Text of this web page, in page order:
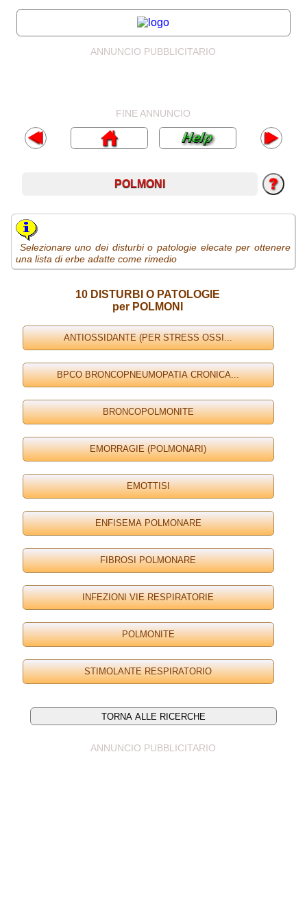
ANNUNCIO PUBBLICITARIO
FINE ANNUNCIO
POLMONI
Selezionare uno dei disturbi o patologie elecate per ottenere
una lista di erbe adatte come rimedio
10 DISTURBI O PATOLOGIE
per POLMONI
ANNUNCIO PUBBLICITARIO